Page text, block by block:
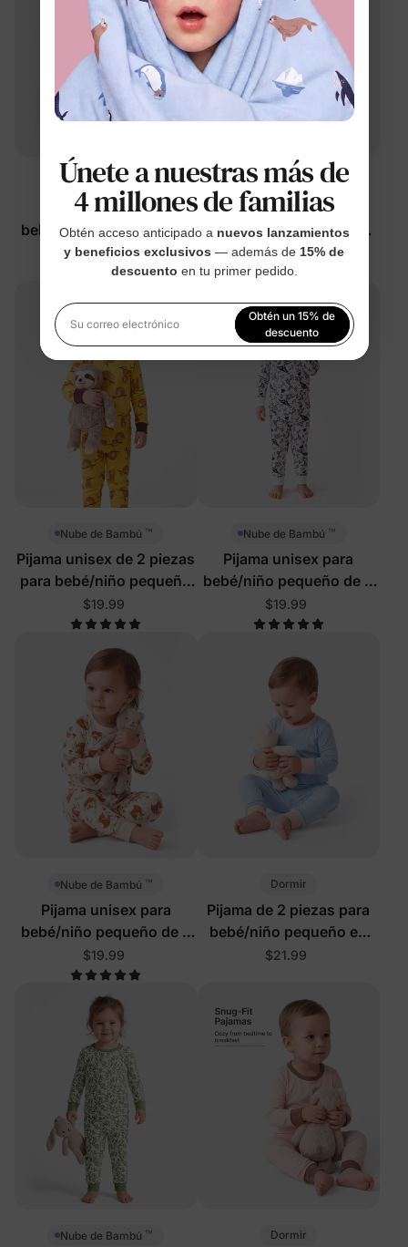
Nube de Bambú™
Pijama unisex para
bebé/niño pequeño de 2
piezas con caras de
animales salvajes
$19.99
Nube de Bambú™
Pijama de 2 piezas para
niñas pequeñas con
capibaras y flores
$19.99
Nube de Bambú ™
Pijama unisex de 2 piezas
para bebé/niño pequeño
con perezosos
dormilones
$19.99
Nube de Bambú ™
Pijama unisex para
bebé/niño pequeño de 2
piezas con ballenas
$19.99
Nube de Bambú ™
Pijama unisex para
bebé/niño pequeño de 2
piezas con zorros del
bosque
$19.99
Dormir
Pijama de 2 piezas para
bebé/niño pequeño en
verde claro
$21.99
Nube de Bambú ™ Dormir
Únete a nuestras más de
4 millones de familias
Obtén acceso anticipado a nuevos lanzamientos
y beneficios exclusivos — además de 15% de
descuento en tu primer pedido.
Su correo electrónico
Obtén un 15% de
descuento
Al registrarte, aceptas nuestra Política de privacidad